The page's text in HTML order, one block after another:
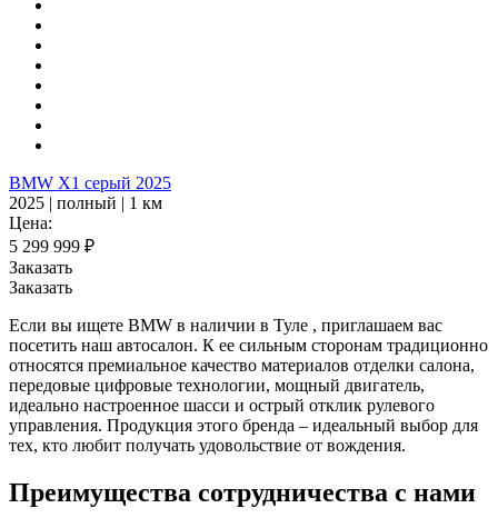
BMW X1 серый 2025
2025 | полный | 1 км
Цена:
5 299 999 ₽
Заказать
Заказать
Если вы ищете BMW в наличии в Туле , приглашаем вас
посетить наш автосалон. К ее сильным сторонам традиционно
относятся премиальное качество материалов отделки салона,
передовые цифровые технологии, мощный двигатель,
идеально настроенное шасси и острый отклик рулевого
управления. Продукция этого бренда – идеальный выбор для
тех, кто любит получать удовольствие от вождения.
Преимущества сотрудничества с нами